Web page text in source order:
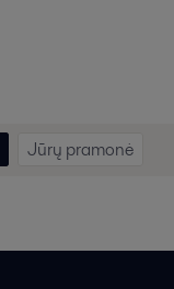
Jūrų pramonė